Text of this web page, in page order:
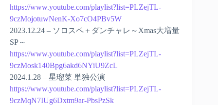
https://www.youtube.com/playlist?list=PLZejTL-
9czMojotuwNenK-Xo7cO4PBv5W
2023.12.24 – ソロスペ＋ダンチャレ～Xmas大増量
SP～
https://www.youtube.com/playlist?list=PLZejTL-
9czMosk140Bpg6akd6NYiU9ZcL
2024.1.28 – 星瑠菜 単独公演
https://www.youtube.com/playlist?list=PLZejTL-
9czMqN7IUg6Dxtm9ar-PbsPzSk